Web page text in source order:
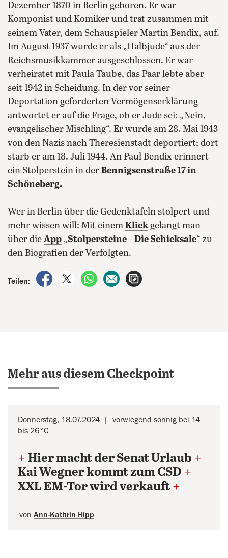
Dezember 1870 in Berlin geboren. Er war
Komponist und Komiker und trat zusammen mit
seinem Vater, dem Schauspieler Martin Bendix, auf.
Im August 1937 wurde er als „Halbjude“ aus der
Reichsmusikkammer ausgeschlossen. Er war
verheiratet mit Paula Taube, das Paar lebte aber
seit 1942 in Scheidung. In der vor seiner
Deportation geforderten Vermögenserklärung
antwortet er auf die Frage, ob er Jude sei: „Nein,
evangelischer Mischling“. Er wurde am 28. Mai 1943
von den Nazis nach Theresienstadt deportiert; dort
starb er am 18. Juli 1944. An Paul Bendix erinnert
ein Stolperstein in der Bennigsenstraße 17 in
Schöneberg.
Wer in Berlin über die Gedenktafeln stolpert und
mehr wissen will: Mit einem Klickgelangt man
über die App „Stolpersteine – Die Schicksale“ zu
den Biografien der Verfolgten.
Teilen:
auf Facebook teilen
auf X teilenper WhatsApp teilen
per E-Mail teilen
Mehr aus diesem Checkpoint
Donnerstag, 18.07.2024
vorwiegend sonnig bei 14
bis 26°C
+ Hier macht der Senat Urlaub +
Kai Wegner kommt zum CSD +
XXL EM-Tor wird verkauft +
von Ann-Kathrin Hipp